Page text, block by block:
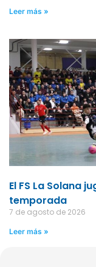
Leer más »
El FS La Solana
temporada
7 de agosto de 2026
Leer más »